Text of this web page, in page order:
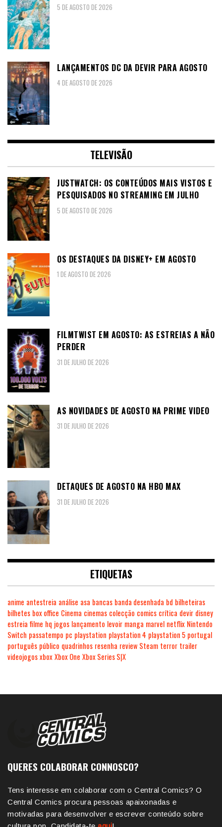
5 DE AGOSTO DE 2026
LANÇAMENTOS DC DA DEVIR PARA AGOSTO
4 DE AGOSTO DE 2026
TELEVISÃO
JUSTWATCH: OS CONTEÚDOS MAIS VISTOS E
PESQUISADOS NO STREAMING EM JULHO
5 DE AGOSTO DE 2026
OS DESTAQUES DA DISNEY+ EM AGOSTO
1 DE AGOSTO DE 2026
FILMTWIST EM AGOSTO: AS ESTREIAS A NÃO
PERDER
31 DE JULHO DE 2026
AS NOVIDADES DE AGOSTO NA PRIME VIDEO
31 DE JULHO DE 2026
DETAQUES DE AGOSTO NA HBO MAX
31 DE JULHO DE 2026
ETIQUETAS
anime antestreia análise asa bancas banda desenhada bd bilheteiras
bilhetes box office Cinema cinemas colecção comics crítica devir disney
estreia filme hq jogos lançamento levoir manga marvel netflix Nintendo
Switch passatempo pc playstation playstation 4 playstation 5 portugal
português público quadrinhos resenha review Steam terror trailer
videojogosxboxXbox One Xbox Series S|X
QUERES COLABORAR CONNOSCO?
Tens interesse em colaborar com o Central Comics? O
Central Comics procura pessoas apaixonadas e
motivadas para desenvolver e escrever conteúdo sobre